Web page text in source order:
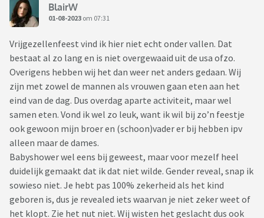
BlairW
01-08-2023 om 07:31
Vrijgezellenfeest vind ik hier niet echt onder vallen. Dat
bestaat al zo lang en is niet overgewaaid uit de usa ofzo.
Overigens hebben wij het dan weer net anders gedaan. Wij
zijn met zowel de mannen als vrouwen gaan eten aan het
eind van de dag. Dus overdag aparte activiteit, maar wel
samen eten. Vond ik wel zo leuk, want ik wil bij zo’n feestje
ook gewoon mijn broer en (schoon)vader er bij hebben ipv
alleen maar de dames.
Babyshower wel eens bij geweest, maar voor mezelf heel
duidelijk gemaakt dat ik dat niet wilde. Gender reveal, snap ik
sowieso niet. Je hebt pas 100% zekerheid als het kind
geboren is, dus je revealed iets waarvan je niet zeker weet of
het klopt. Zie het nut niet. Wij wisten het geslacht dus ook